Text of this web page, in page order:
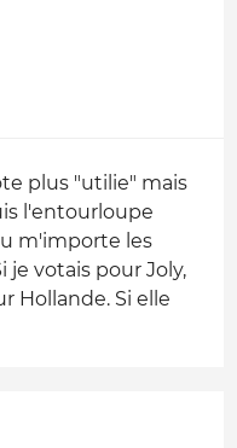
plus "utilie" mais
l'entourloupe
m'importe les
je votais pour Joly,
Hollande. Si elle